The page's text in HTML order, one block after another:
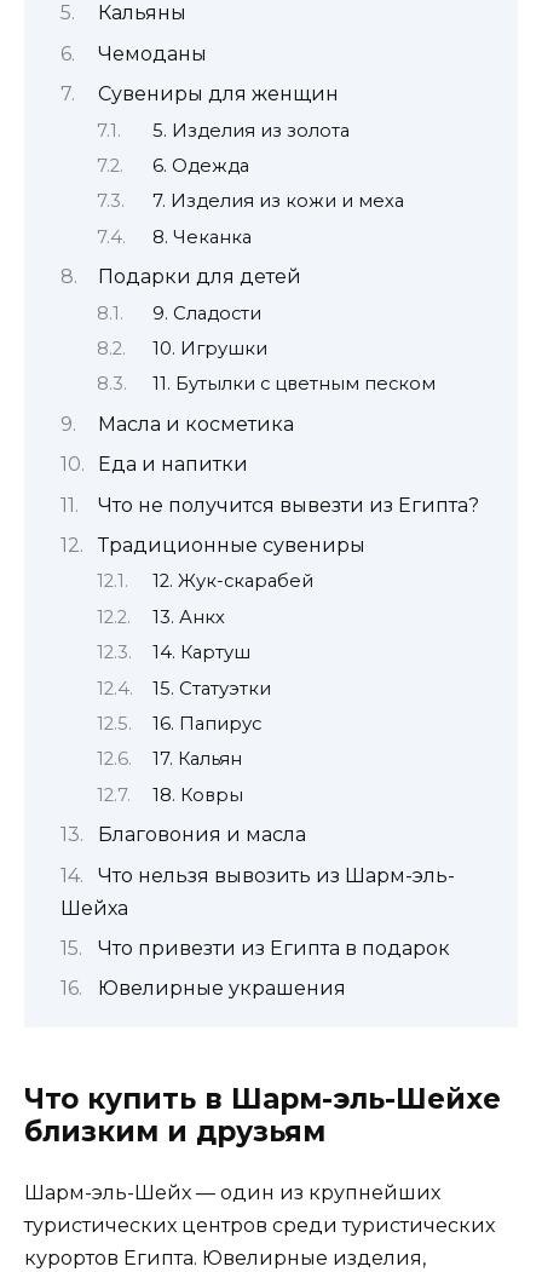
Кальяны
Чемоданы
Сувениры для женщин
5. Изделия из золота
6. Одежда
7. Изделия из кожи и меха
8. Чеканка
Подарки для детей
9. Сладости
10. Игрушки
11. Бутылки с цветным песком
Масла и косметика
Еда и напитки
Что не получится вывезти из Египта?
Традиционные сувениры
12. Жук-скарабей
13. Анкх
14. Картуш
15. Статуэтки
16. Папирус
17. Кальян
18. Ковры
Благовония и масла
Что нельзя вывозить из Шарм-эль-
Шейха
Что привезти из Египта в подарок
Ювелирные украшения
Что купить в Шарм-эль-Шейхе
близким и друзьям
Шарм-эль-Шейх — один из крупнейших
туристических центров среди туристических
курортов Египта. Ювелирные изделия,